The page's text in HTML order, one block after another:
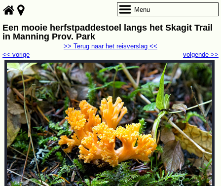
Een mooie herfstpaddestoel langs het Skagit Trail
in Manning Prov. Park
volgende >>
<< vorige
>> Terug naar het reisverslag <<
Menu